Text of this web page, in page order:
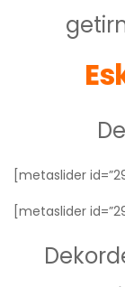
[metaslider
[metaslider